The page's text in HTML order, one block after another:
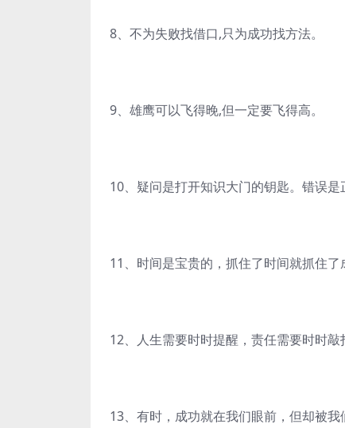
8、不为失败找借口,只为成功找方法。
9、雄鹰可以飞得晚,但一定要飞得高。
10、疑问是打开知识大门的钥匙。错误
11、时间是宝贵的，抓住了时间就抓住了
12、人生需要时时提醒，责任需要时时敲
13、有时，成功就在我们眼前，但却被